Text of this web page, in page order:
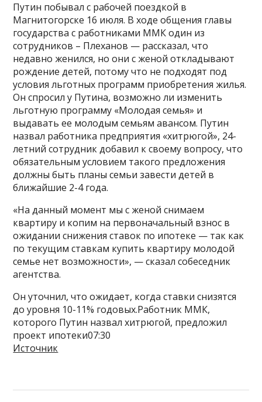
Путин побывал с рабочей поездкой в
Магнитогорске 16 июля. В ходе общения главы
государства с работниками ММК один из
сотрудников – Плеханов — рассказал, что
недавно женился, но они с женой откладывают
рождение детей, потому что не подходят под
условия льготных программ приобретения жилья.
Он спросил у Путина, возможно ли изменить
льготную программу «Молодая семья» и
выдавать ее молодым семьям авансом. Путин
назвал работника предприятия «хитрюгой», 24-
летний сотрудник добавил к своему вопросу, что
обязательным условием такого предложения
должны быть планы семьи завести детей в
ближайшие 2-4 года.
«На данный момент мы с женой снимаем
квартиру и копим на первоначальный взнос в
ожидании снижения ставок по ипотеке — так как
по текущим ставкам купить квартиру молодой
семье нет возможности», — сказал собеседник
агентства.
Он уточнил, что ожидает, когда ставки снизятся
до уровня 10-11% годовых.Работник ММК,
которого Путин назвал хитрюгой, предложил
проект ипотеки07:30
Источник